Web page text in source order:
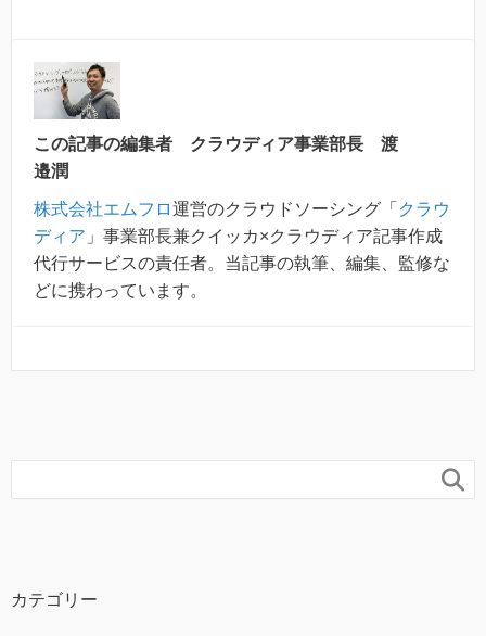
この記事の編集者 クラウディア事業部長 渡
邉潤
株式会社エムフロ運営のクラウドソーシング「 クラウ
ディア 」事業部長兼クイッカ×クラウディア記事作成
代行サービスの責任者。当記事の執筆、編集、監修な
どに携わっています。

カテゴリー